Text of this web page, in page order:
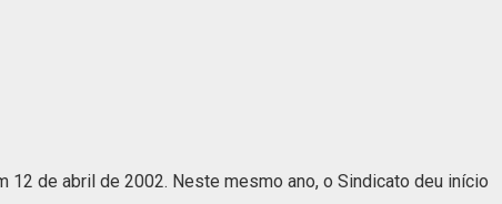
de abril de 2002. Neste mesmo ano, o Sindicato deu início